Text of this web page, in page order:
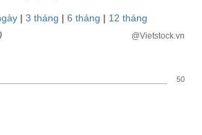
| 3 tháng | 6 tháng | 12 tháng
@Vietstock.vn
50